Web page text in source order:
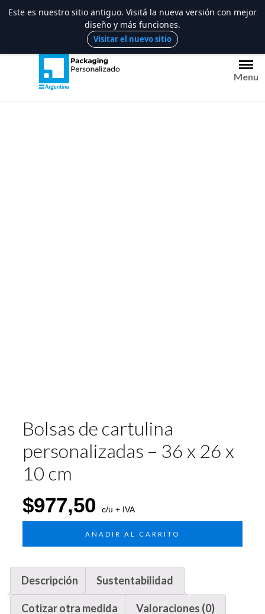
al
Menu
Bolsas de cartulina
personalizadas – 36 x 26 x
10 cm
$977,50 c/u + IVA
AÑADIR AL CARRITO
Descripción Sustentabilidad
Cotizar otra medida Valoraciones (0)
Este es nuestro sitio antiguo. Visitá la nueva versión con mejor
diseño y más funciones.
Visitar el nuevo sitio